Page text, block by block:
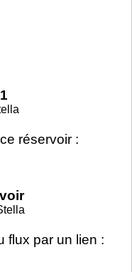
réservoir :
flux par un lien :